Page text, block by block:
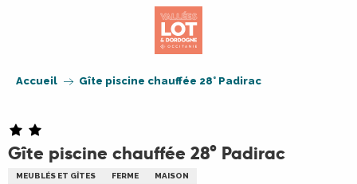
Accueil Gîte piscine chauffée 28° Padirac
Gîte piscine chauffée 28° Padirac
MEUBLÉS ET GÎTES FERME MAISON